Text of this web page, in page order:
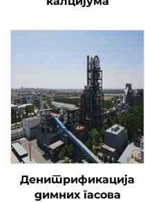
Денитрификација
димних гасова